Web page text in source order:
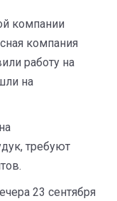
компании
компания
работу на
на
требуют
23 сентября